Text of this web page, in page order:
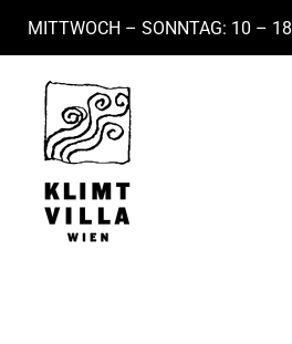
MITTWOCH – SONNTAG: 10 –